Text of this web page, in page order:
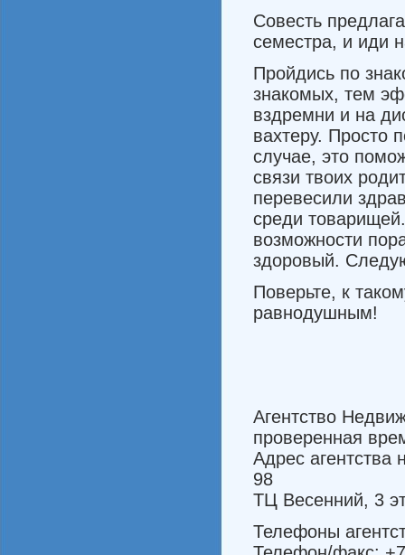
Совесть
семестра, и иди
Пройдись по
знако­мых, тем
вздремни и на
вахтеру. Просто
случае, это
связи твоих
перевесили
среди
возможности
здоровый.
Поверьте, к
рав­нодушным!
Агентство
проверенная
Адрес агентства
98
ТЦ Весенний, 3
Телефоны